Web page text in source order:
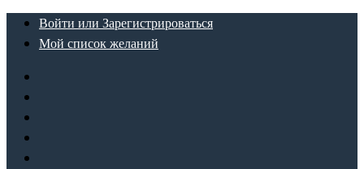
ПерейтиВойти или Зарегистрироваться
Мой список желаний